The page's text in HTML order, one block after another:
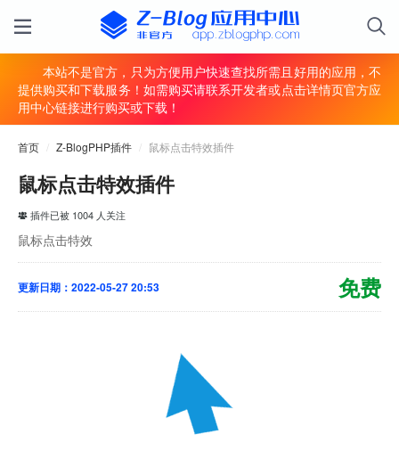
本站不是官方，只为方便用户快速查找所需且好用的应用，不
提供购买和下载服务！如需购买请联系开发者或点击详情页官方应
用中心链接进行购买或下载！
首页 Z-BlogPHP插件 鼠标点击特效插件
鼠标点击特效插件
插件已被 1004 人关注
鼠标点击特效
免费
更新日期：2022-05-27 20:53